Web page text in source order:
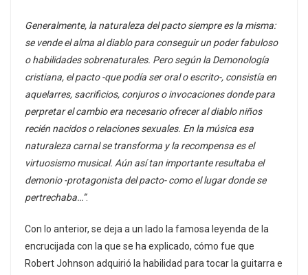
Generalmente, la naturaleza del pacto siempre es la misma:
se vende el alma al diablo para conseguir un poder fabuloso
o habilidades sobrenaturales. Pero según la Demonología
cristiana, el pacto -que podía ser oral o escrito-, consistía en
aquelarres, sacrificios, conjuros o invocaciones donde para
perpretar el cambio era necesario ofrecer al diablo niños
recién nacidos o relaciones sexuales. En la música esa
naturaleza carnal se transforma y la recompensa es el
virtuosismo musical. Aún así tan importante resultaba el
demonio -protagonista del pacto- como el lugar donde se
pertrechaba…”.
Con lo anterior, se deja a un lado la famosa leyenda de la
encrucijada con la que se ha explicado, cómo fue que
Robert Johnson adquirió la habilidad para tocar la guitarra e